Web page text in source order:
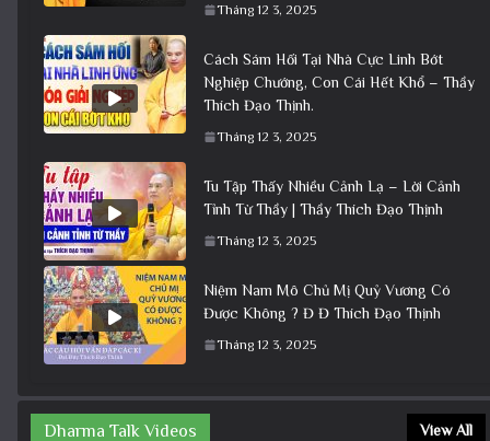
Tháng 12 3, 2025
Cách Sám Hối Tại Nhà Cực Linh Bớt
Nghiệp Chướng, Con Cái Hết Khổ – Thầy
Thích Đạo Thịnh.
Tháng 12 3, 2025
Tu Tập Thấy Nhiều Cảnh Lạ – Lời Cảnh
Tỉnh Từ Thầy | Thầy Thích Đạo Thịnh
Tháng 12 3, 2025
Niệm Nam Mô Chủ Mị Quỷ Vương Có
Được Không ? Đ Đ Thích Đạo Thịnh
Tháng 12 3, 2025
Dharma Talk Videos View All